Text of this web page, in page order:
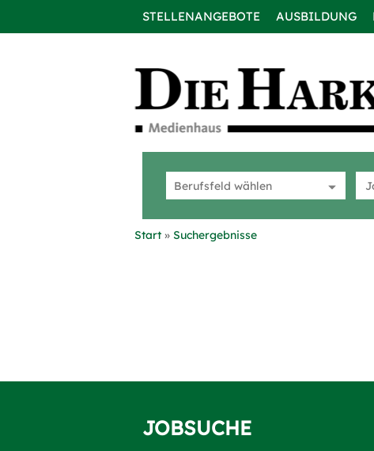
STELLENANGEBOTE AUSBILDUNG
Start Suchergebnisse
JOBSUCHE